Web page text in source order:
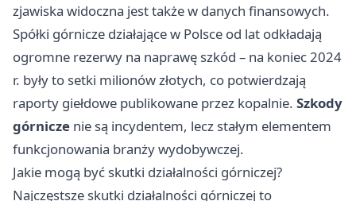
zjawiska widoczna jest także w danych finansowych.
Spółki górnicze działające w Polsce od lat odkładają
ogromne rezerwy na naprawę szkód – na koniec 2024
r. były to setki milionów złotych, co potwierdzają
raporty giełdowe publikowane przez kopalnie. Szkody
górnicze nie są incydentem, lecz stałym elementem
funkcjonowania branży wydobywczej.
Jakie mogą być skutki działalności górniczej?
Najczęstsze skutki działalności górniczej to